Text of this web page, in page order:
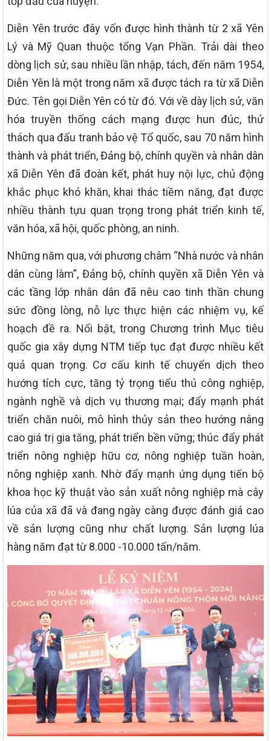
Diễn Yên trước đây vốn được hình thành từ 2 xã Yên
Lý và Mỹ Quan thuộc tổng Vạn Phần. Trải dài theo
dòng lịch sử, sau nhiều lần nhập, tách, đến năm 1954,
Diễn Yên là một trong năm xã được tách ra từ xã Diễn
Đức. Tên gọi Diễn Yên có từ đó. Với về dày lịch sử, văn
hóa truyền thống cách mạng được hun đúc, thử
thách qua đấu tranh bảo vệ Tổ quốc, sau 70 năm hình
thành và phát triển, Đảng bộ, chính quyền và nhân dân
xã Diễn Yên đã đoàn kết, phát huy nội lực, chủ động
khắc phục khó khăn, khai thác tiềm năng, đạt được
nhiều thành tựu quan trọng trong phát triển kinh tế,
văn hóa, xã hội, quốc phòng, an ninh.
Những năm qua, với phương châm “Nhà nước và nhân
dân cùng làm”, Đảng bộ, chính quyền xã Diễn Yên và
các tầng lớp nhân dân đã nêu cao tinh thần chung
sức đồng lòng, nỗ lực thực hiện các nhiệm vụ, kế
hoạch đề ra. Nổi bật, trong Chương trình Mục tiêu
quốc gia xây dựng NTM tiếp tục đạt được nhiều kết
quả quan trọng. Cơ cấu kinh tế chuyển dịch theo
hướng tích cực, tăng tỷ trọng tiểu thủ công nghiệp,
ngành nghề và dịch vụ thương mại; đẩy mạnh phát
triển chăn nuôi, mô hình thủy sản theo hướng nâng
cao giá trị gia tăng, phát triển bền vững; thúc đẩy phát
triển nông nghiệp hữu cơ, nông nghiệp tuần hoàn,
nông nghiệp xanh. Nhờ đẩy mạnh ứng dụng tiến bộ
khoa học kỹ thuật vào sản xuất nông nghiệp mà cây
lúa của xã đã và đang ngày càng được đánh giá cao
về sản lượng cũng như chất lượng. Sản lượng lúa
hàng năm đạt từ 8.000 -10.000 tấn/năm.